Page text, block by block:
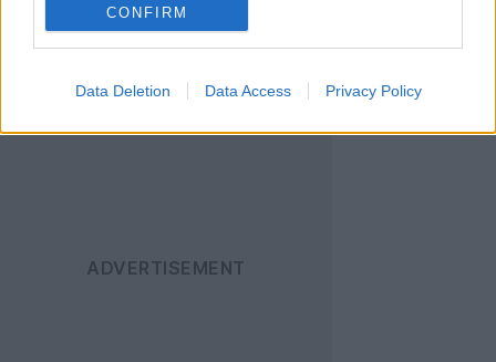
CONFIRM
Data Deletion Data Access Privacy Policy
News
ενημερώνεστε άμεσα